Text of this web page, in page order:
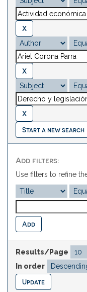
Start a new search
Add filters:
Use filters to refine
Results/Page
In order